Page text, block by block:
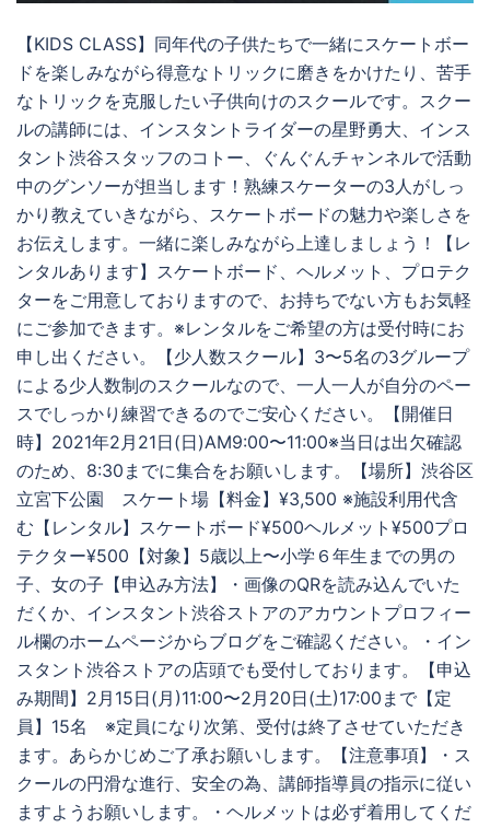
【KIDS CLASS】同年代の子供たちで一緒にスケートボー
ドを楽しみながら得意なトリックに磨きをかけたり、苦手
なトリックを克服したい子供向けのスクールです。スクー
ルの講師には、インスタントライダーの星野勇大、インス
タント渋谷スタッフのコトー、ぐんぐんチャンネルで活動
中のグンソーが担当します！熟練スケーターの3人がしっ
かり教えていきながら、スケートボードの魅力や楽しさを
お伝えします。一緒に楽しみながら上達しましょう！【レ
ンタルあります】スケートボード、ヘルメット、プロテク
ターをご用意しておりますので、お持ちでない方もお気軽
にご参加できます。※レンタルをご希望の方は受付時にお
申し出ください。【少人数スクール】3〜5名の3グループ
による少人数制のスクールなので、一人一人が自分のペー
スでしっかり練習できるのでご安心ください。【開催日
時】2021年2月21日(日)AM9:00〜11:00※当日は出欠確認
のため、8:30までに集合をお願いします。【場所】渋谷区
立宮下公園 スケート場【料金】¥3,500 ※施設利用代含
む【レンタル】スケートボード¥500ヘルメット¥500プロ
テクター¥500【対象】5歳以上〜小学６年生までの男の
子、女の子【申込み方法】・画像のQRを読み込んでいた
だくか、インスタント渋谷ストアのアカウントプロフィー
ル欄のホームページからブログをご確認ください。・イン
スタント渋谷ストアの店頭でも受付しております。【申込
み期間】2月15日(月)11:00〜2月20日(土)17:00まで【定
員】15名 ※定員になり次第、受付は終了させていただき
ます。あらかじめご了承お願いします。【注意事項】・ス
クールの円滑な進行、安全の為、講師指導員の指示に従い
ますようお願いします。・ヘルメットは必ず着用してくだ